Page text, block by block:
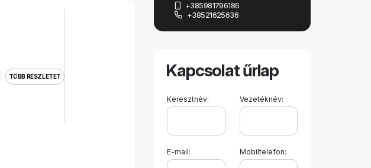
TÖBB RÉSZLETET
+385981796186
+38521625636
Kapcsolat űrlap
Keresztnév: Vezetéknév:
E-mail: Mobiltelefon: